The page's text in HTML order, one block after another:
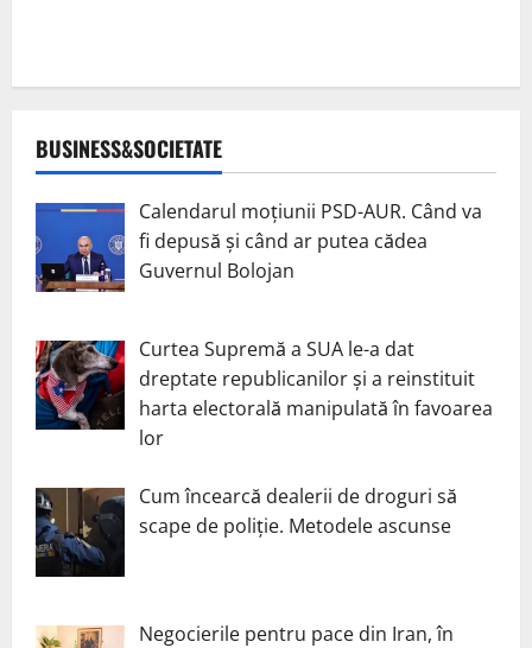
BUSINESS&SOCIETATE
Calendarul moțiunii PSD-AUR. Când va
fi depusă și când ar putea cădea
Guvernul Bolojan
Curtea Supremă a SUA le-a dat
dreptate republicanilor și a reinstituit
harta electorală manipulată în favoarea
lor
Cum încearcă dealerii de droguri să
scape de poliție. Metodele ascunse
Negocierile pentru pace din Iran, în